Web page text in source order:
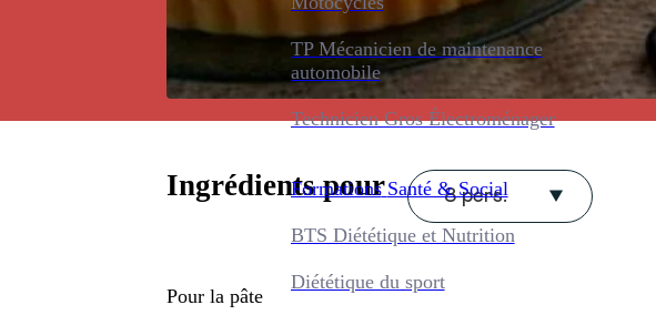
TP Mécanicien de maintenance
automobile
Technicien Gros Électroménager
Formations Santé & Social
BTS Diététique et Nutrition
Diététique du sport
Ingrédients pour 8 pers.
Pour la pâte